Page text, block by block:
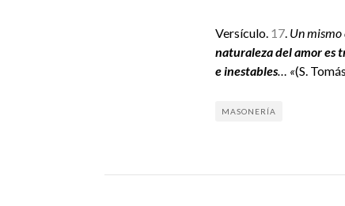
Versículo. 17. Un
naturaleza del amor es
e inestables… «(S.
MASONERÍA